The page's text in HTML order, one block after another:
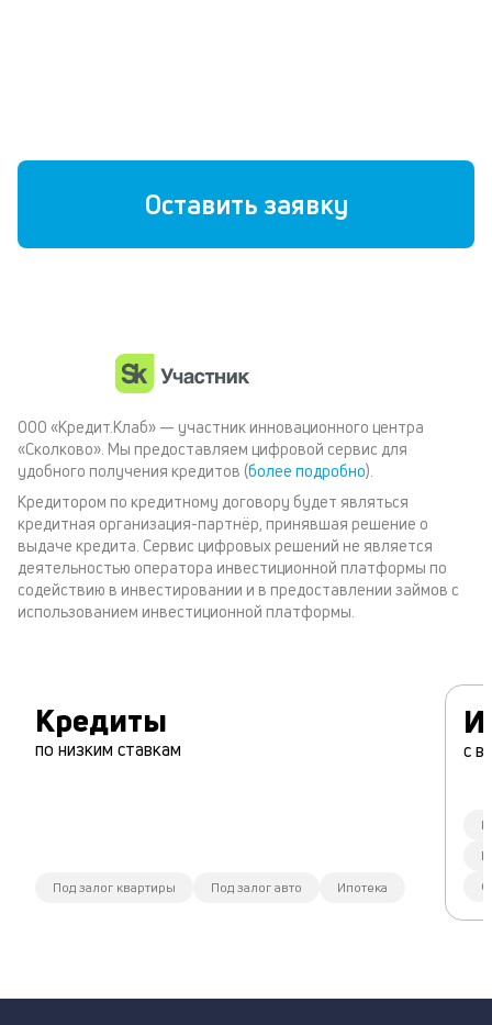
Оставить заявку
ООО «Кредит.Клаб» — участник инновационного центра
«Сколково». Мы предоставляем цифровой сервис для
удобного получения кредитов (более подробно).
Кредитором по кредитному договору будет являться
кредитная организация-партнёр, принявшая решение о
выдаче кредита. Сервис цифровых решений не является
деятельностью оператора инвестиционной платформы по
содействию в инвестировании и в предоставлении займов с
использованием инвестиционной платформы.
Кредиты
по низким ставкам
Под залог квартиры Под залог авто Ипотека
с